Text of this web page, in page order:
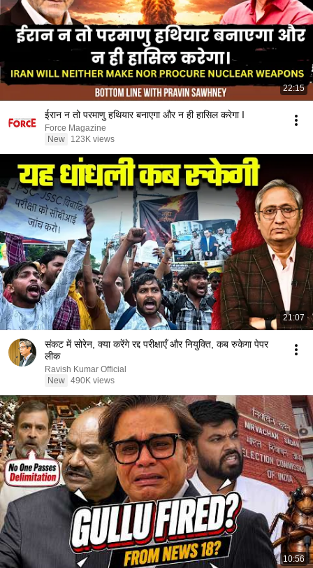
22:15
ईरान न तो परमाणु हथियार बनाएगा और न ही हासिल करेगा I
Force Magazine
New
123K views
21:07
संकट में सोरेन, क्या करेंगे रद्द परीक्षाएँ और नियुक्ति, कब रुकेगा पेपर
लीक
Ravish Kumar Official
New 490K views
10:56